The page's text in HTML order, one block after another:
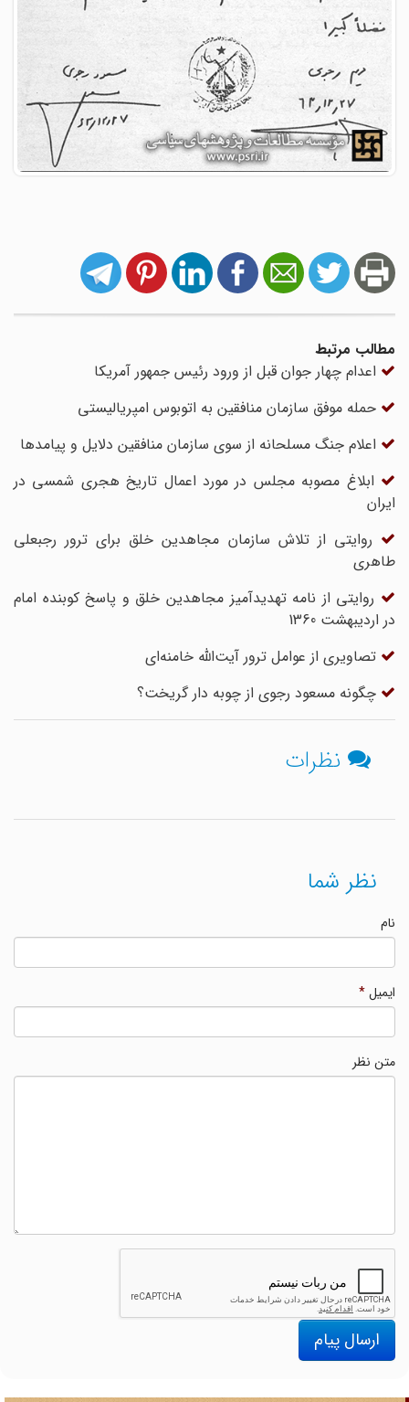
مطالب مرتبط
اعدام چهار جوان قبل از ورود رئیس جمهور آمریکا
حمله موفق سازمان منافقین به اتوبوس امپریالیستی
اعلام جنگ مسلحانه از سوی سازمان منافقین دلایل و پیامدها
ابلاغ مصوبه مجلس در مورد اعمال تاریخ هجری شمسی در
ایران
روایتی از تلاش سازمان مجاهدین خلق برای ترور رجبعلی
طاهری
روایتی از نامه تهدیدآمیز مجاهدین خلق و پاسخ کوبنده امام
در اردیبهشت 1360
تصاویری از عوامل ترور آیت‌الله خامنه‌ای
چگونه مسعود رجوی از چوبه دار گریخت؟
نظرات
نظر شما
ایمیل*
متن نظر
ارسال پیام